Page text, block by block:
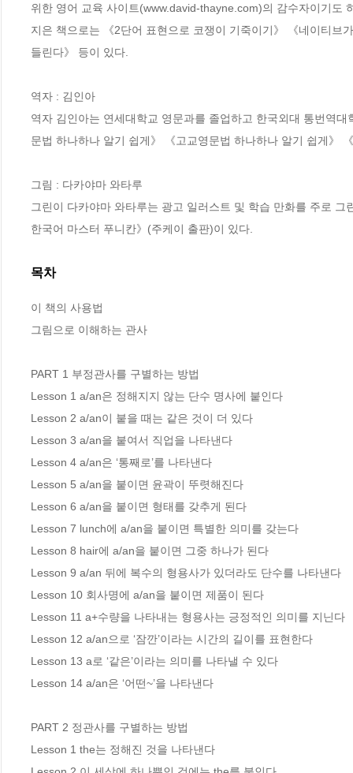
위한 영어 교육 사이트(www.david-thayne.com)의 감수자이기도
지은 책으로는 《2단어 표현으로 코쟁이 기죽이기》 《네이티브
들린다》 등이 있다.
역자 : 김인아
역자 김인아는 연세대학교 영문과를 졸업하고 한국외대 통번역
문법 하나하나 알기 쉽게》 《고교영문법 하나하나 알기 쉽게》
그림 : 다카야마 와타루
그린이 다카야마 와타루는 광고 일러스트 및 학습 만화를 주로
한국어 마스터 푸니칸》(주케이 출판)이 있다.
목차
이 책의 사용법
그림으로 이해하는 관사
PART 1 부정관사를 구별하는 방법
Lesson 1 a/an은 정해지지 않는 단수 명사에 붙인다
Lesson 2 a/an이 붙을 때는 같은 것이 더 있다
Lesson 3 a/an을 붙여서 직업을 나타낸다
Lesson 4 a/an은 ‘통째로’를 나타낸다
Lesson 5 a/an을 붙이면 윤곽이 뚜렷해진다
Lesson 6 a/an을 붙이면 형태를 갖추게 된다
Lesson 7 lunch에 a/an을 붙이면 특별한 의미를 갖는다
Lesson 8 hair에 a/an을 붙이면 그중 하나가 된다
Lesson 9 a/an 뒤에 복수의 형용사가 있더라도 단수를 나타낸다
Lesson 10 회사명에 a/an을 붙이면 제품이 된다
Lesson 11 a+수량을 나타내는 형용사는 긍정적인 의미를 지닌다
Lesson 12 a/an으로 ‘잠깐’이라는 시간의 길이를 표현한다
Lesson 13 a로 ‘같은’이라는 의미를 나타낼 수 있다
Lesson 14 a/an은 ‘어떤~’을 나타낸다
PART 2 정관사를 구별하는 방법
Lesson 1 the는 정해진 것을 나타낸다